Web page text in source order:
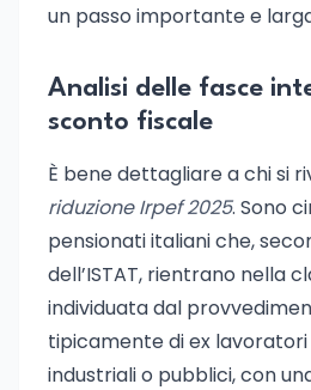
un passo importante e
Analisi delle fasce
sconto fiscale
È bene dettagliare a chi si
riduzione Irpef 2025. Sono
pensionati italiani che,
dell’ISTAT, rientrano nella
individuata dal
tipicamente di ex
industriali o pubblici, con